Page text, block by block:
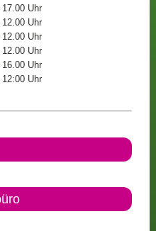
17.00 Uhr
Uhr
Uhr
Uhr
16.00 Uhr
Uhr